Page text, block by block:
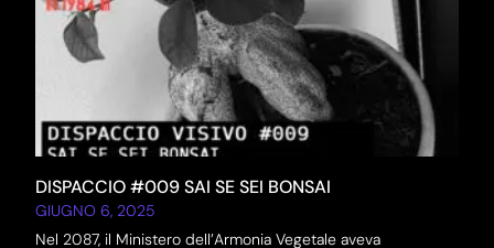
DISPACCIO #009 SAI SE SEI BONSAI
GIUGNO 6, 2025
Nel 2087, il Ministero dell’Armonia Vegetale aveva